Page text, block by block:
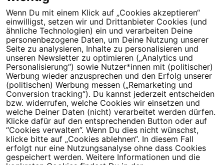
Bereits641.885 Unterzeichner*innen.
Das Ziel ist 675.000 Unterzeichner*innen.
Mache jetzt mit!
Unterzeichnen via
Facebook
Google
Oder trage Deine Daten ein
Ich bin damit einverstanden, dass meine Appell-Unterzeichnung, E-
Wenn Du mit einem Klick auf „Cookies akzeptieren“
einwilligst, setzen wir und Drittanbieter Cookies (und
ähnliche Technologien) ein und verarbeiten Deine
personenbezogene Daten, um Deine Nutzung unserer
Seite zu analysieren, Inhalte zu personalisieren und
unseren Newsletter zu optimieren („Analytics und
Personalisierung“) sowie Nutzer*innen mit (politischer)
Werbung wieder anzusprechen und den Erfolg unserer
(politischen) Werbung messen („Remarketing und
Conversion tracking“). Du kannst jederzeit entscheiden
bzw. widerrufen, welche Cookies wir einsetzen und
welche Deiner Daten (nicht) verarbeitet werden dürfen.
Klicke dafür auf den entsprechenden Button oder auf
“Cookies verwalten”. Wenn Du dies nicht wünschst,
klicke bitte auf „Cookies ablehnen“. In diesem Fall
erfolgt nur eine Nutzungsanalyse ohne dass Cookies
gespeichert werden. Weitere Informationen und die